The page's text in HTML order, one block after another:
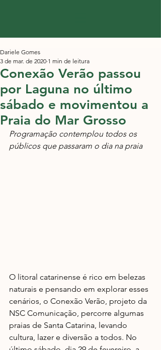
Conexão Verão passou
por Laguna no último
sábado e movimentou a
Praia do Mar Grosso
Dariele Gomes
3 de mar. de 2020 1 min de leitura
Programação contemplou todos os
públicos que passaram o dia na praia
O litoral catarinense é rico em belezas
naturais e pensando em explorar esses
cenários, o Conexão Verão, projeto da
NSC Comunicação, percorre algumas
praias de Santa Catarina, levando
cultura, lazer e diversão a todos. No